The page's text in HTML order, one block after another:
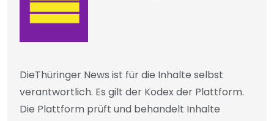
DieThüringer News ist für die Inhalte selbst
verantwortlich. Es gilt der Kodex der Plattform.
Die Plattform prüft und behandelt Inhalte